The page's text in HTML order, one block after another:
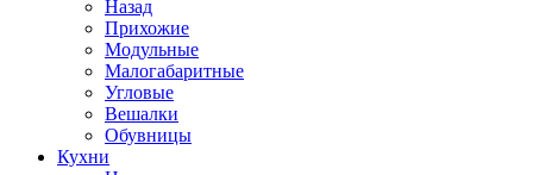
Назад
Прихожие
Модульные
Малогабаритные
Угловые
Вешалки
Обувницы
Кухни